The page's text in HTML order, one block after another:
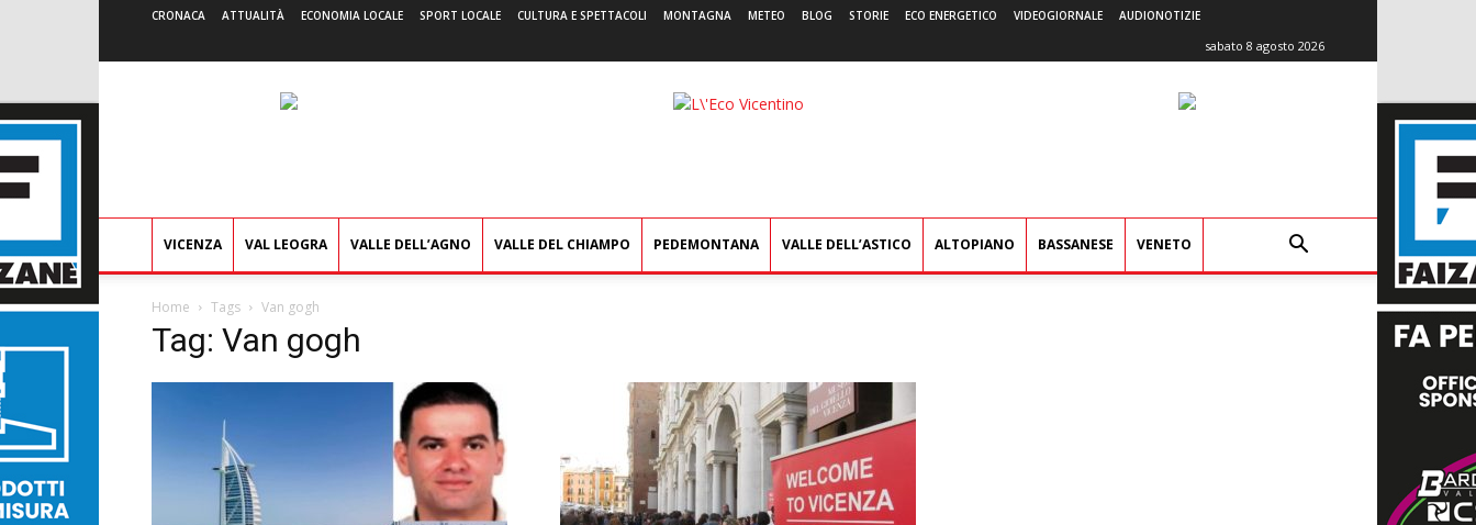
CRONACA ATTUALITÀ ECONOMIA LOCALE SPORT LOCALE CULTURA E SPETTACOLI MONTAGNA METEO BLOG STORIE ECO ENERGETICO VIDEOGIORNALE AUDIONOTIZIE
sabato 8 agosto 2026
L'Eco
VICENZA VAL LEOGRA VALLE DELL’AGNO VALLE DEL CHIAMPO PEDEMONTANA VALLE DELL’ASTICO ALTOPIANO BASSANESE VENETO
Home Tags Van gogh
Tag: Van gogh